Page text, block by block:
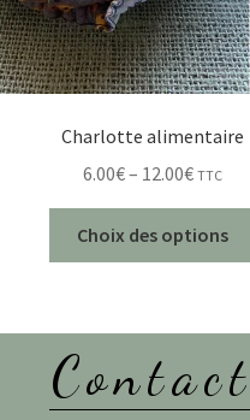
Charlotte alimentaire
6.00€– 12.00€ TTC
Choix des options
Contact